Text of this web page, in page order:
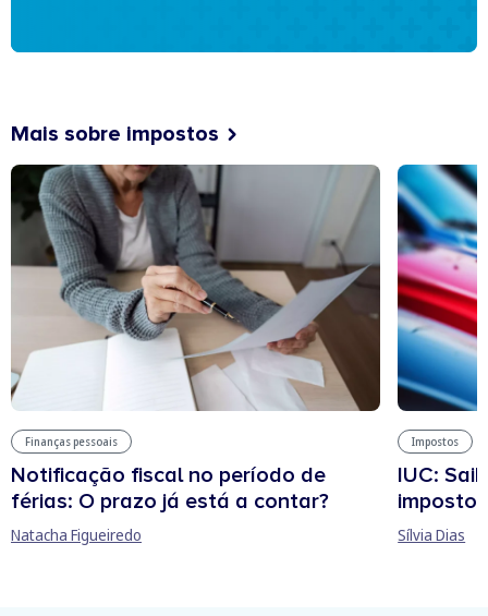
Mais sobre impostos
Finanças pessoais
Notificação fiscal no período de
férias: O prazo já está a contar?
Natacha Figueiredo
Impostos
IUC:
imposto
Sílvia Dias